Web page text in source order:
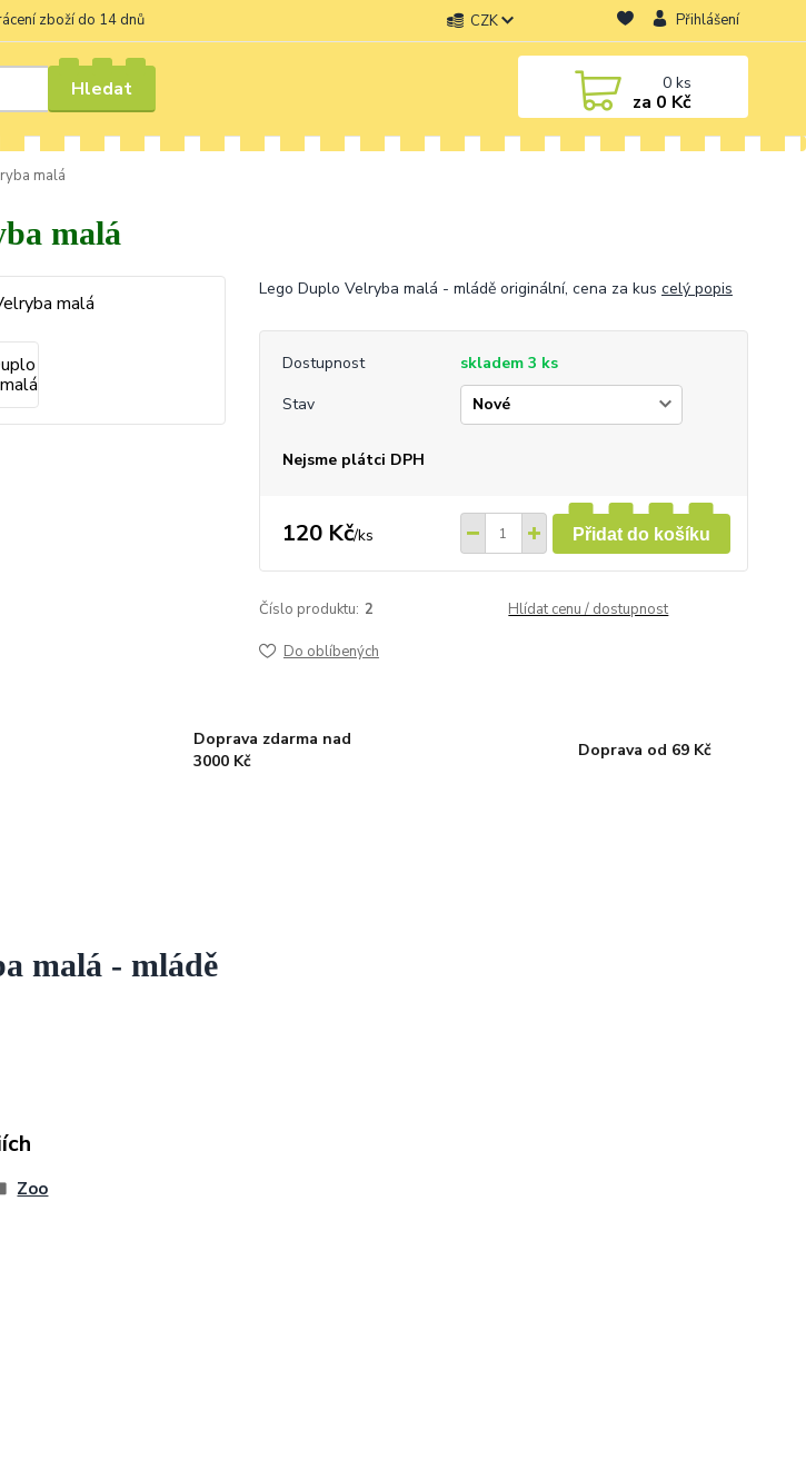
zboží do 14 dnů CZK Přihlášení
Hledat 0ks
za 0 Kč
malá
malá
Lego Duplo Velryba malá - mládě originální, cena za kus celý popis
Dostupnost
skladem 3 ks
Stav
Nejsme plátci DPH
120 Kč/ks Přidat do košíku
Číslo produktu: 2 Hlídat cenu / dostupnost
Do oblíbených
Doprava zdarma nad
3000 Kč
Doprava od 69 Kč
malá - mládě
Zoo